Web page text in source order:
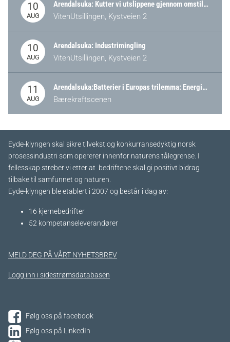
10
AUG
Arendalsuka: Kutter vi utslippene gjennom omstilling – eller tap av industri?
VitenUtsillingen, Kystveien 2
10
AUG
Arendalsuka: Industrimingling
VitenUtsillingen, Kystveien 2
11
AUG
Arendalsuka:Batterier i Europas trilemma: Energisikkerhet, konkurransekraft og bærekraft (Battery Norway-arrangement)
Bærekraftscenen
Eyde-klyngen skal sikre tilvekst og konkurransedyktig norsk
prosessindustri som opererer innenfor naturens tålegrense. I
fellesskap streber vi etter at bedriftene skal gi positivt bidrag
tilbake til samfunnet og naturen.
Eyde-klyngen ble etablert i 2007 og består i dag av:
16 kjernebedrifter​
52 kompetanseleverandører
MELD DEG PÅ VÅRT NYHETSBREV
Logg inn i sidestrømsdatabasen
Følg oss på facebook
Følg oss på LinkedIn